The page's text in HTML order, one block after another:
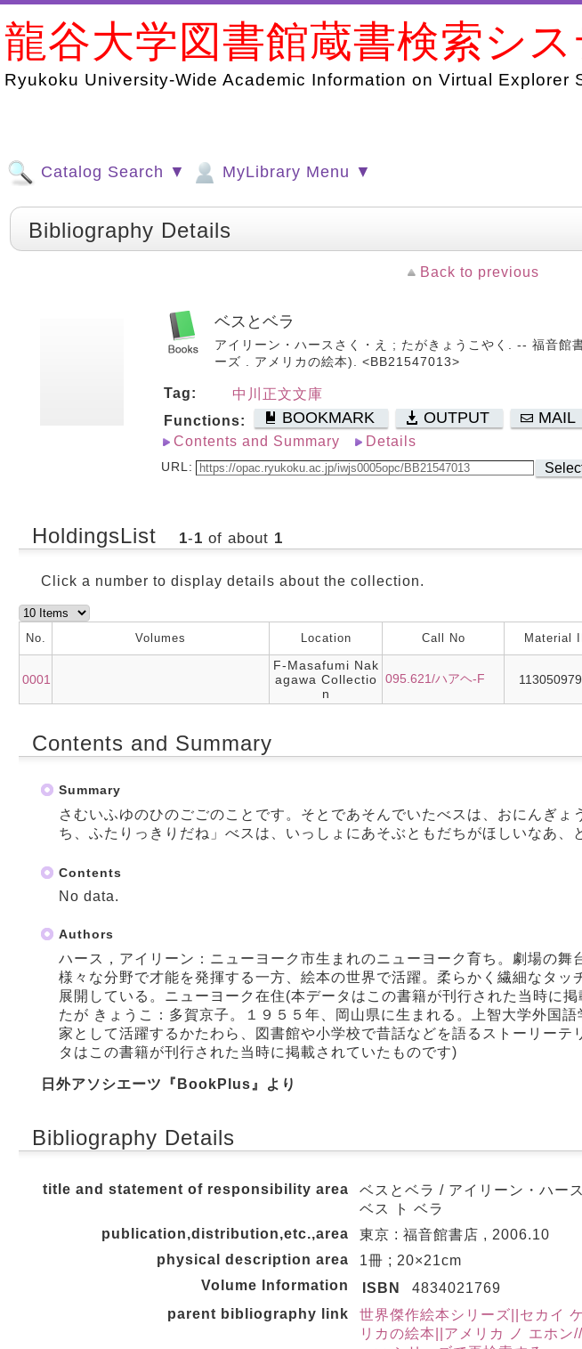
龍谷大学図書館蔵書検索シス
Ryukoku University-Wide Academic Information on Virtual Explorer
Catalog Search ▼ MyLibrary Menu ▼
Bibliography Details
Back to previous
ベスとベラ
アイリーン・ハースさく・え ; たがきょうこやく. -- 福音館
ーズ . アメリカの絵本). <BB21547013>
Tag: 中川正文文庫
Functions: BOOKMARK OUTPUT MAIL
Contents and Summary Details
URL:
HoldingsList 1-1 of about 1
Click a number to display details about the collection.
No. Volumes Location Call No Material
0001
F-Masafumi Nak
agawa Collectio
n
095.621/ハアヘ-F
Contents and Summary
Summary
さむいふゆのひのごごのことです。そとであそんでいたべスは、おにんぎょ
ち、ふたりっきりだね」べスは、いっしょにあそぶともだちがほしいなあ、
Contents
No data.
Authors
ハース，アイリーン：ニューヨーク市生まれのニューヨーク育ち。劇場の
様々な分野で才能を発揮する一方、絵本の世界で活躍。柔らかく繊細なタ
展開している。ニューヨーク在住(本データはこの書籍が刊行された当時に
たが きょうこ：多賀京子。１９５５年、岡山県に生まれる。上智大学外国
家として活躍するかたわら、図書館や小学校で昔話などを語るストーリー
タはこの書籍が刊行された当時に掲載されていたものです)
日外アソシエーツ『BookPlus』より
Bibliography Details
title and statement of responsibility area
ベスとベラ / アイリーン・ハー
ベス ト ベラ
publication,distribution,etc.,area
東京 : 福音館書店 , 2006.10
physical description area
1冊 ; 20×21cm
Volume Information
ISBN
4834021769
parent bibliography link
世界傑作絵本シリーズ||セカイ
リカの絵本||アメリカ ノ エホン